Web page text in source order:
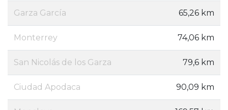
Garza García 65,26 km
Monterrey 74,06 km
San Nicolás de los Garza 79,6 km
Ciudad Apodaca 90,09 km